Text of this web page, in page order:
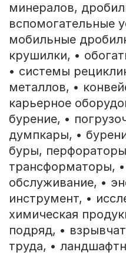
минералов,
вспомогательные
мобильные
крушилки, •
• системы
металлов, •
карьерное
бурение, •
думпкары, •
буры,
трансформаторы, •
обслуживание, •
инструмент, •
химическая
подряд, •
труда, •